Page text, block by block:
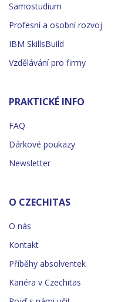
Samostudium
Profesní a osobní rozvoj
IBM SkillsBuild
Vzdělávání pro firmy
PRAKTICKÉ INFO
FAQ
Dárkové poukazy
Newsletter
O CZECHITAS
O nás
Kontakt
Příběhy absolventek
Kariéra v Czechitas